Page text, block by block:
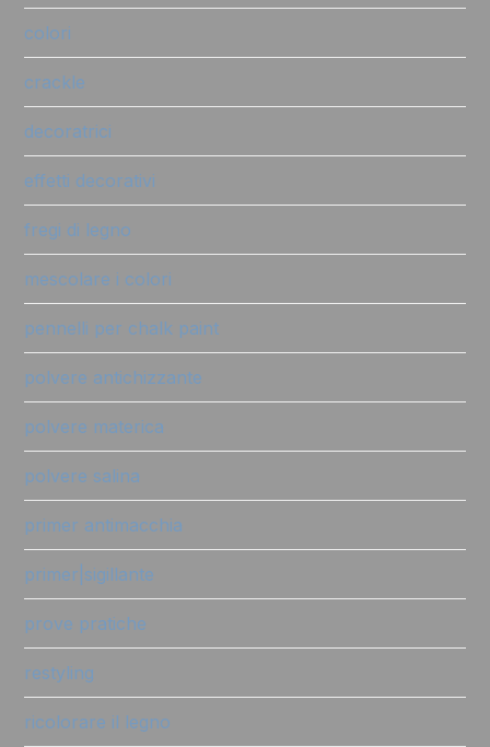
colori
crackle
decoratrici
effetti decorativi
fregi di legno
mescolare i colori
pennelli per chalk paint
polvere antichizzante
polvere materica
polvere salina
primer antimacchia
primer|sigillante
prove pratiche
restyling
ricolorare il legno